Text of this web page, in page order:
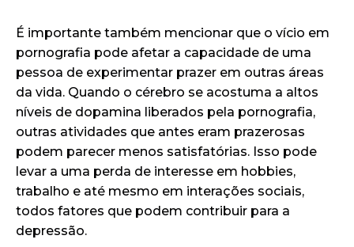
É importante também mencionar que o vício em
pornografia pode afetar a capacidade de uma
pessoa de experimentar prazer em outras áreas
da vida. Quando o cérebro se acostuma a altos
níveis de dopamina liberados pela pornografia,
outras atividades que antes eram prazerosas
podem parecer menos satisfatórias. Isso pode
levar a uma perda de interesse em hobbies,
trabalho e até mesmo em interações sociais,
todos fatores que podem contribuir para a
depressão.